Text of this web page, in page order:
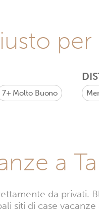
per
7+ Molto Buono
a
da privati.
siti di case vacanze